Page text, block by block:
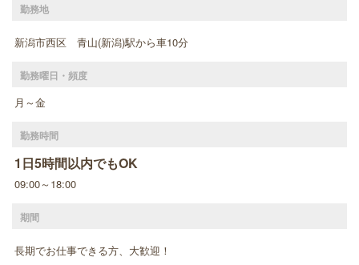
勤務地
新潟市西区 青山(新潟)駅から車10分
勤務曜日・頻度
月～金
勤務時間
1日5時間以内でもOK
09:00～18:00
期間
長期でお仕事できる方、大歓迎！